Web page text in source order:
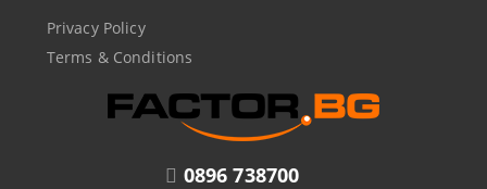
0896 738700
Privacy Policy
Terms & Conditions